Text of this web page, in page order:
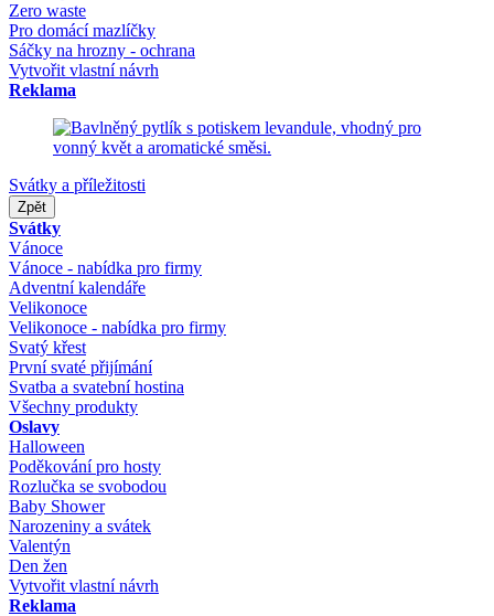
Zero waste
Pro domácí mazlíčky
Sáčky na hrozny - ochrana
Vytvořit vlastní návrh
Reklama
Svátky a příležitosti
Zpět
Svátky
Vánoce
Vánoce - nabídka pro firmy
Adventní kalendáře
Velikonoce
Velikonoce - nabídka pro firmy
Svatý křest
První svaté přijímání
Svatba a svatební hostina
Všechny produkty
Oslavy
Halloween
Poděkování pro hosty
Rozlučka se svobodou
Baby Shower
Narozeniny a svátek
Valentýn
Den žen
Vytvořit vlastní návrh
Reklama